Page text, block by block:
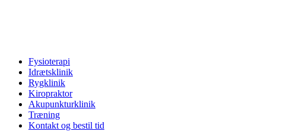
Fysioterapi
Idrætsklinik
Rygklinik
Kiropraktor
Akupunkturklinik
Træning
Kontakt og bestil tid